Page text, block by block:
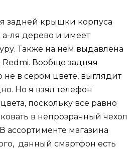
задней крышки корпуса
ля дерево и имеет
Также на нем выдавлена
Вообще задняя
в сером цвете, выглядит
Но я взял телефон
поскольку все равно
в непрозрачный чехол
ассортименте магазина
данный смартфон есть